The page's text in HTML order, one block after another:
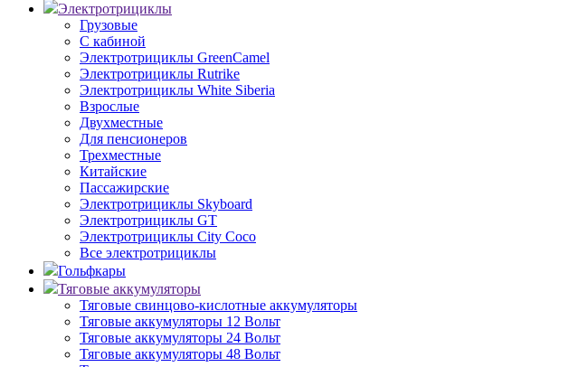
Электротрициклы
Грузовые
С кабиной
Электротрициклы GreenCamel
Электротрициклы Rutrike
Электротрициклы White Siberia
Взрослые
Двухместные
Для пенсионеров
Трехместные
Китайские
Пассажирские
Электротрициклы Skyboard
Электротрициклы GT
Электротрициклы City Coco
Все электротрициклы
Гольфкары
Тяговые аккумуляторы
Тяговые свинцово-кислотные аккумуляторы
Тяговые аккумуляторы 12 Вольт
Тяговые аккумуляторы 24 Вольт
Тяговые аккумуляторы 48 Вольт